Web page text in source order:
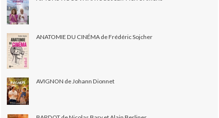
ANATOMIE DU CINÉMA de Frédéric Sojcher
AVIGNON de Johann Dionnet